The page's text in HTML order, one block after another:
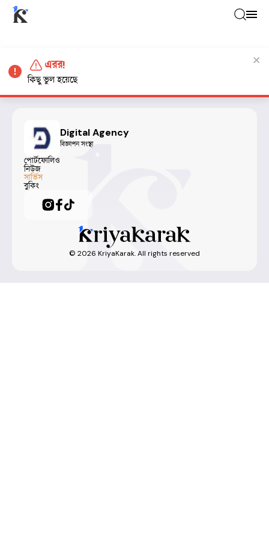
Digital Agency
বিজ্ঞাপন সংস্থা
পোর্টফোলিও
নিউজ
সার্ভিস
বুকিং
© 2026 KriyaKarak. All rights reserved
এরর!
কিছু ভুল হয়েছে